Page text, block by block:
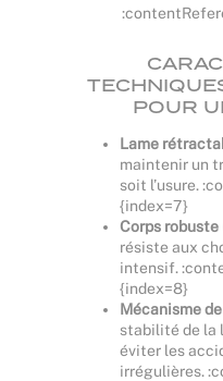
POUR
Lame
maintenir un
soit l’usure.
{index=7}
Corps
résiste aux
intensif.
{index=8}
Mécanisme
stabilité de la
éviter les
irrégulières.